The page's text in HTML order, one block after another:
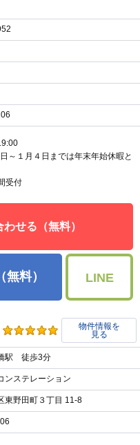
～１月４日までは年末年始休暇と
受付
せる（無料）
料） LINE
物件情報を
見る
駅 徒歩3分
ステレーション
東野田町３丁目 11-8